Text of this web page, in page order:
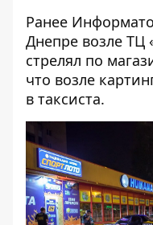
Ранее
Днепре возле ТЦ
стрелял по
что возле
в таксиста.